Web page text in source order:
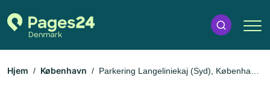
Hjem København
Parkering Langeliniekaj (Syd), København